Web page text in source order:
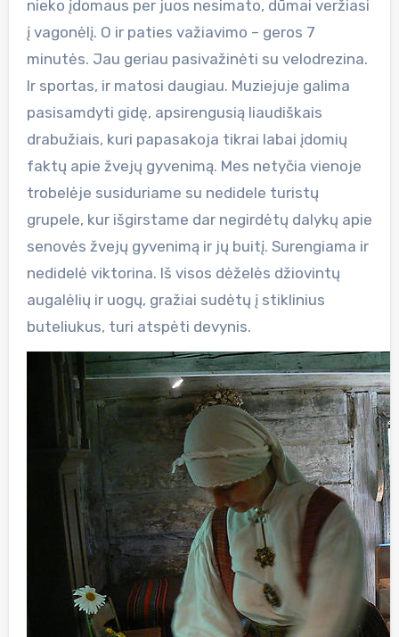
nieko įdomaus per juos nesimato, dūmai veržiasi
į vagonėlį. O ir paties važiavimo – geros 7
minutės. Jau geriau pasivažinėti su velodrezina.
Ir sportas, ir matosi daugiau. Muziejuje galima
pasisamdyti gidę, apsirengusią liaudiškais
drabužiais, kuri papasakoja tikrai labai įdomių
faktų apie žvejų gyvenimą. Mes netyčia vienoje
trobelėje susiduriame su nedidele turistų
grupele, kur išgirstame dar negirdėtų dalykų apie
senovės žvejų gyvenimą ir jų buitį. Surengiama ir
nedidelė viktorina. Iš visos dėželės džiovintų
augalėlių ir uogų, gražiai sudėtų į stiklinius
buteliukus, turi atspėti devynis.